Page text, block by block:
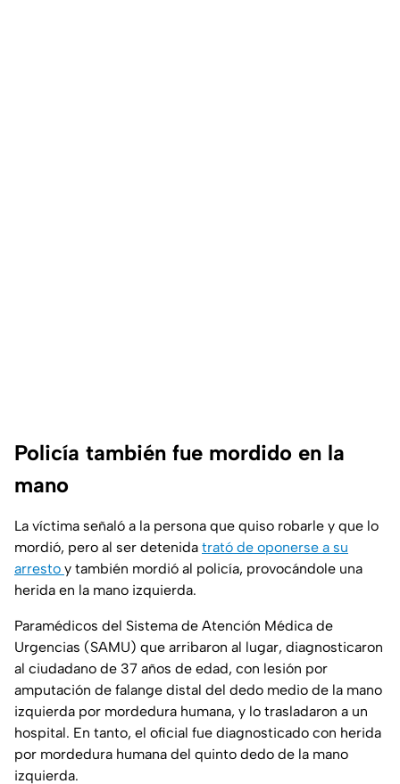
Policía también fue mordido en la
mano
La víctima señaló a la persona que quiso robarle y que lo
mordió, pero al ser detenida trató de oponerse a su
arresto y también mordió al policía, provocándole una
herida en la mano izquierda.
Paramédicos del Sistema de Atención Médica de
Urgencias (SAMU) que arribaron al lugar, diagnosticaron
al ciudadano de 37 años de edad, con lesión por
amputación de falange distal del dedo medio de la mano
izquierda por mordedura humana, y lo trasladaron a un
hospital. En tanto, el oficial fue diagnosticado con herida
por mordedura humana del quinto dedo de la mano
izquierda.